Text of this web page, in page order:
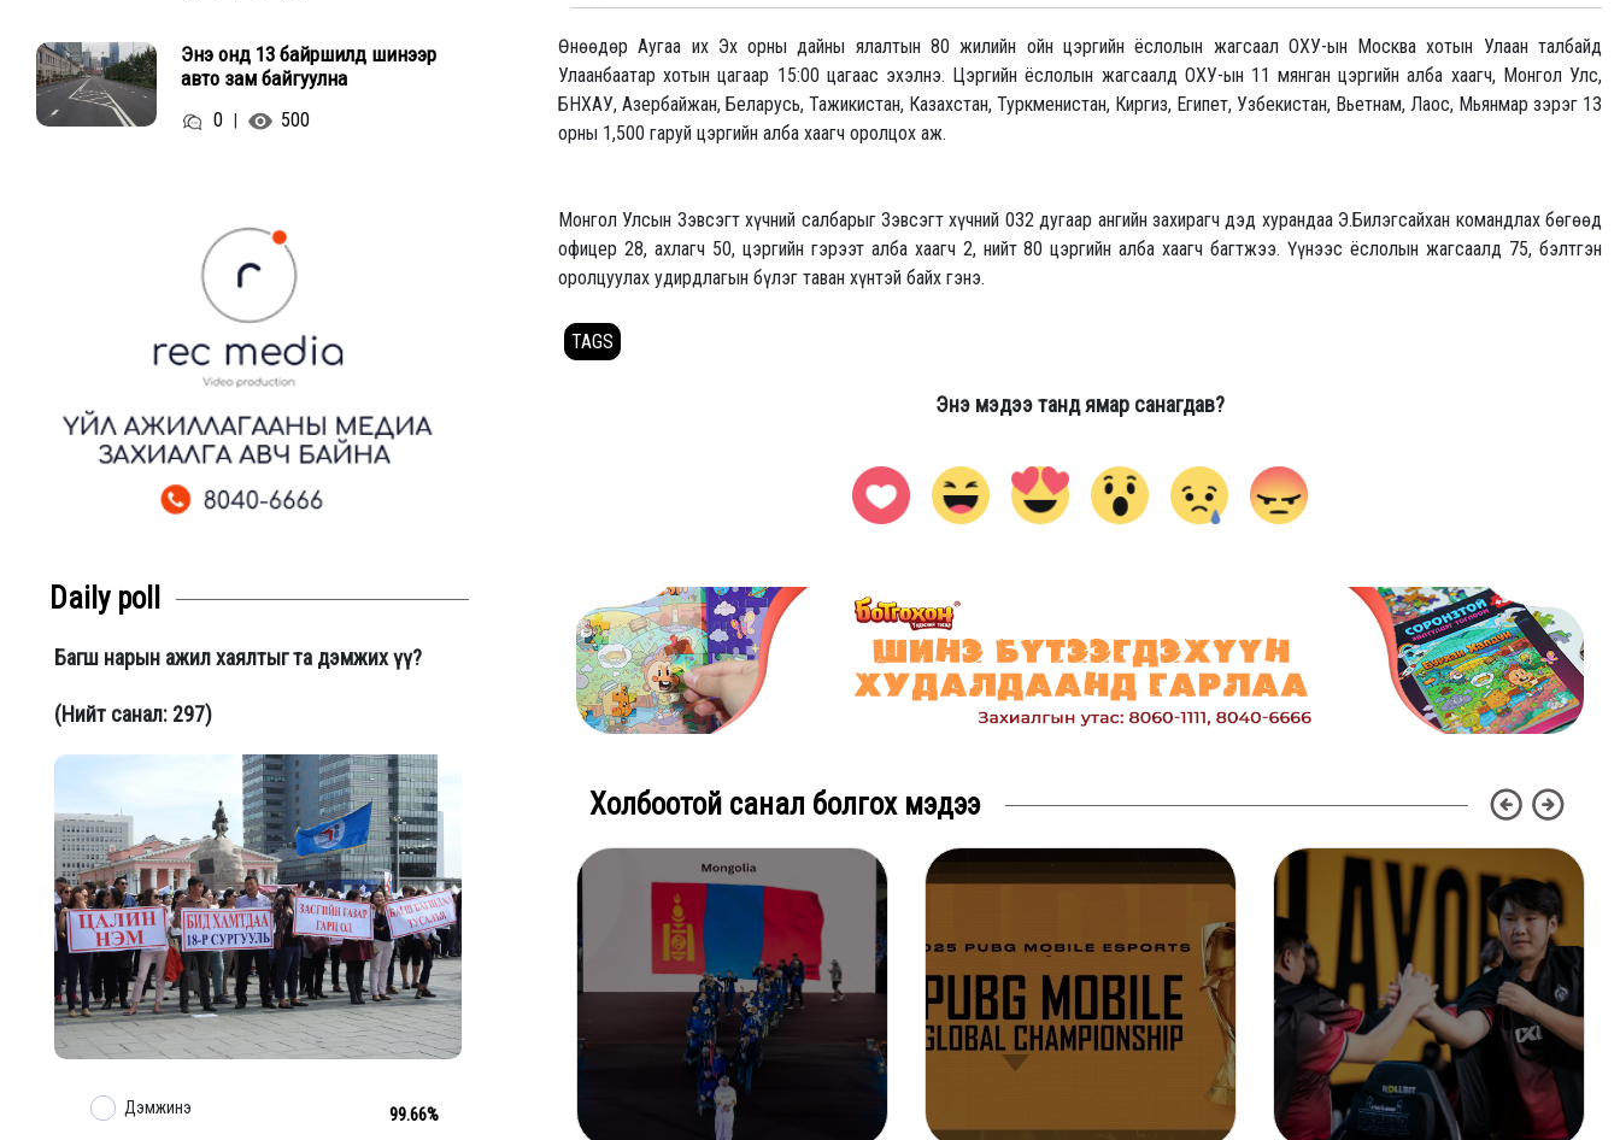
Энэ онд 13 байршилд шинээр
авто зам байгуулна
0 500
Daily poll
Багш нарын ажил хаялтыг та дэмжих үү?
(Нийт санал: 297)
Дэмжинэ 99.66%
Өнөөдөр Аугаа их Эх орны дайны ялалтын 80 жилийн ойн цэргийн ёслолын жагсаал ОХУ-ын Москва хотын Улаан талбайд
Улаанбаатар хотын цагаар 15:00 цагаас эхэлнэ. Цэргийн ёслолын жагсаалд ОХУ-ын 11 мянган цэргийн алба хаагч, Монгол Улс,
БНХАУ, Азербайжан, Беларусь, Тажикистан, Казахстан, Туркменистан, Киргиз, Египет, Узбекистан, Вьетнам, Лаос, Мьянмар зэрэг 13
орны 1,500 гаруй цэргийн алба хаагч оролцох аж.
Монгол Улсын Зэвсэгт хүчний салбарыг Зэвсэгт хүчний 032 дугаар ангийн захирагч дэд хурандаа Э.Билэгсайхан командлах бөгөөд
офицер 28, ахлагч 50, цэргийн гэрээт алба хаагч 2, нийт 80 цэргийн алба хаагч багтжээ. Үүнээс ёслолын жагсаалд 75, бэлтгэн
оролцуулах удирдлагын бүлэг таван хүнтэй байх гэнэ.
TAGS
Энэ мэдээ танд ямар санагдав?
Холбоотой санал болгох мэдээ